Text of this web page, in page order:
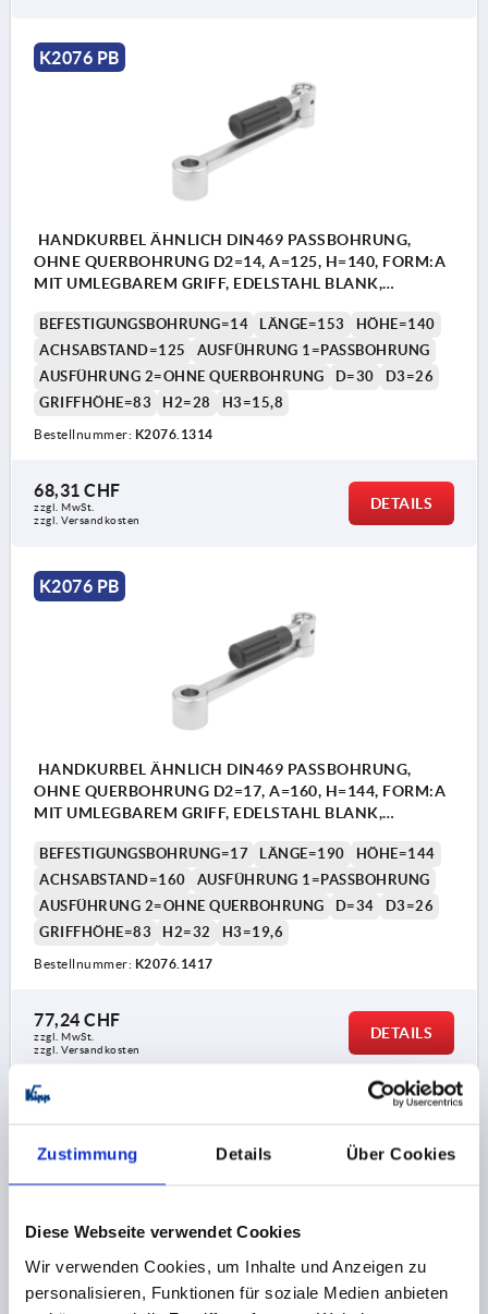
Zustimmung Details Über Cookies
Diese Webseite verwendet Cookies
Wir verwenden Cookies, um Inhalte und Anzeigen zu
personalisieren, Funktionen für soziale Medien anbieten
K2076 PB
HANDKURBEL ÄHNLICH DIN469 PASSBOHRUNG,
OHNE QUERBOHRUNG D2=14, A=125, H=140, FORM:A
MIT UMLEGBAREM GRIFF, EDELSTAHL BLANK,
BEFESTIGUNGSBOHRUNG=14 LÄNGE=153
HÖHE=140
ACHSABSTAND=125
AUSFÜHRUNG 1=PASSBOHRUNG
AUSFÜHRUNG 2=OHNE QUERBOHRUNG
D=30
D3=26
GRIFFHÖHE=83
H2=28 H3=15,8
Bestellnummer: K2076.1314
68,31 CHF
zzgl. MwSt.
zzgl. Versandkosten
DETAILS
K2076 PB
HANDKURBEL ÄHNLICH DIN469 PASSBOHRUNG,
OHNE QUERBOHRUNG D2=17, A=160, H=144, FORM:A
MIT UMLEGBAREM GRIFF, EDELSTAHL BLANK,
BEFESTIGUNGSBOHRUNG=17 LÄNGE=190
HÖHE=144
ACHSABSTAND=160
AUSFÜHRUNG 1=PASSBOHRUNG
AUSFÜHRUNG 2=OHNE QUERBOHRUNG
D=34
D3=26
GRIFFHÖHE=83
H2=32 H3=19,6
Bestellnummer: K2076.1417
77,24 CHF
zzgl. MwSt.
zzgl. Versandkosten
DETAILS
HANDKURBEL ÄHNLICH DIN469 PASSBOHRUNG, MIT